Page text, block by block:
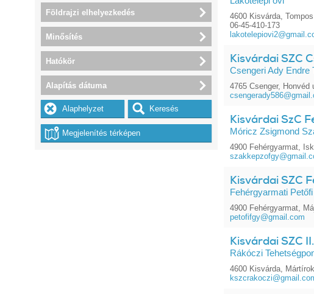
4600 Kisvárda,
06-45-410-173
Kisvárdai SZC
Csengeri Ady Endre
4765 Csenger, Honvéd
Kisvárdai SzC
Móricz Zsigmond
4900 Fehérgyarmat,
Kisvárdai SZC
Fehérgyarmati
4900 Fehérgyarmat,
petofifgy@gmail.com
Kisvárdai SZC
Rákóczi
4600 Kisvárda,
Földrajzi elhelyezkedés
Minősítés
Hatókör
Alapítás dátuma